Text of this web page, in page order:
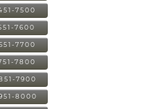
7500
7600
7700
7800
7900
8000